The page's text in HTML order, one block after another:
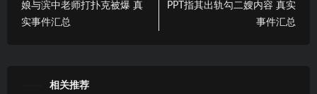
娘与滨中老师打扑克被爆 真
实事件汇总
PPT指其出轨勾二嫂内容 真实
事件汇总
相关推荐